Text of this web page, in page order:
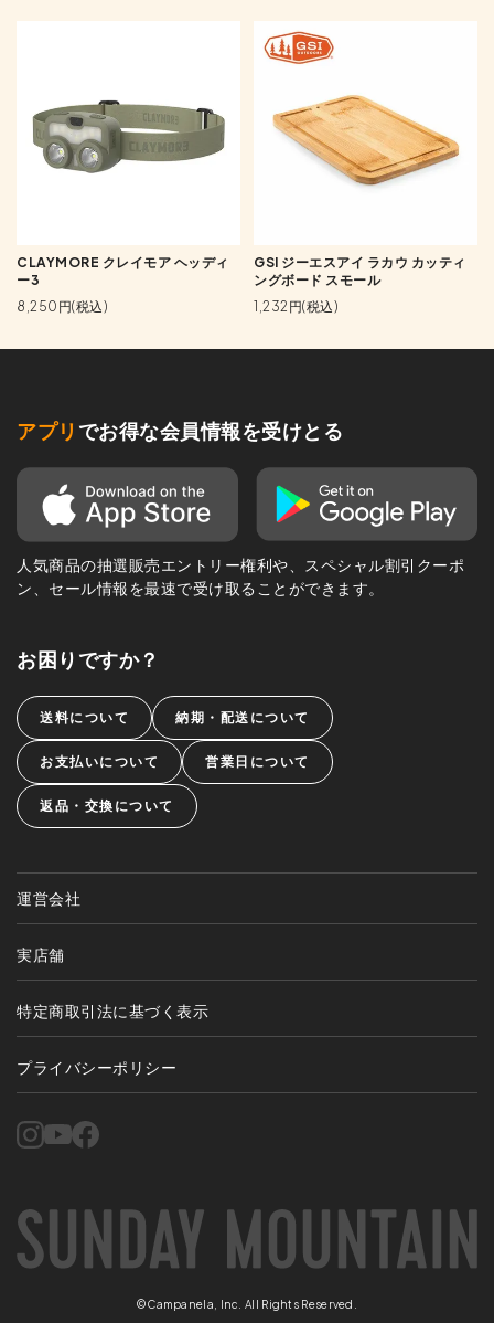
CLAYMORE クレイモア ヘッディ
ー3
8,250円(税込)
GSI ジーエスアイ ラカウ カッティ
ングボード スモール
1,232円(税込)
アプリ でお得な会員情報を受けとる
人気商品の抽選販売エントリー権利や、スペシャル割引クーポ
ン、セール情報を最速で受け取ることができます。
お困りですか？
送料について 納期・配送について
お支払いについて 営業日について
返品・交換について
運営会社
実店舗
特定商取引法に基づく表示
プライバシーポリシー
©Campanela, Inc. All Rights Reserved.